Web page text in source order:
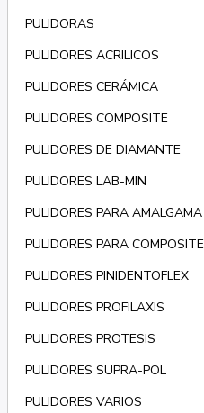
PULIDORAS
PULIDORES ACRILICOS
PULIDORES CERÁMICA
PULIDORES COMPOSITE
PULIDORES DE DIAMANTE
PULIDORES LAB-MIN
PULIDORES PARA AMALGAMA
PULIDORES PARA COMPOSITE
PULIDORES PINIDENTOFLEX
PULIDORES PROFILAXIS
PULIDORES PROTESIS
PULIDORES SUPRA-POL
PULIDORES VARIOS